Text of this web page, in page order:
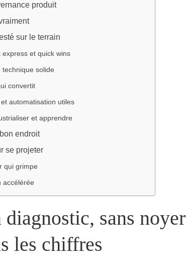
produit
sur le terrain
express et quick wins
technique solide
convertit
automatisation utiles
et apprendre
endroit
se projeter
qui grimpe
accélérée
diagnostic, sans noyer
les chiffres